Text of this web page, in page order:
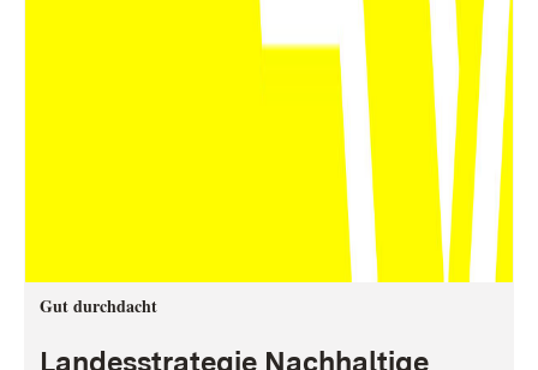
Gut durchdacht
Landesstrategie Nachhaltige